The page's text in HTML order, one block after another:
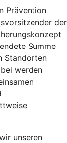
Prävention
der
Summe
Standorten
werden
unseren